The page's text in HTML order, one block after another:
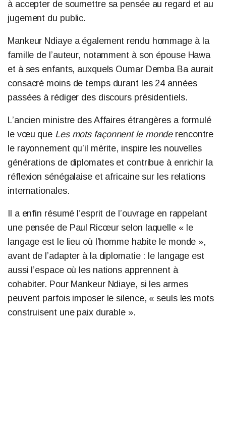
à accepter de soumettre sa pensée au regard et au
jugement du public.
Mankeur Ndiaye a également rendu hommage à la
famille de l’auteur, notamment à son épouse Hawa
et à ses enfants, auxquels Oumar Demba Ba aurait
consacré moins de temps durant les 24 années
passées à rédiger des discours présidentiels.
L’ancien ministre des Affaires étrangères a formulé
le vœu que Les mots façonnent le monderencontre
le rayonnement qu’il mérite, inspire les nouvelles
générations de diplomates et contribue à enrichir la
réflexion sénégalaise et africaine sur les relations
internationales.
Il a enfin résumé l’esprit de l’ouvrage en rappelant
une pensée de Paul Ricœur selon laquelle « le
langage est le lieu où l’homme habite le monde »,
avant de l’adapter à la diplomatie : le langage est
aussi l’espace où les nations apprennent à
cohabiter. Pour Mankeur Ndiaye, si les armes
peuvent parfois imposer le silence, « seuls les mots
construisent une paix durable ».